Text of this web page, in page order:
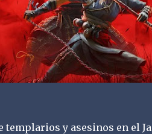
y asesinos en el